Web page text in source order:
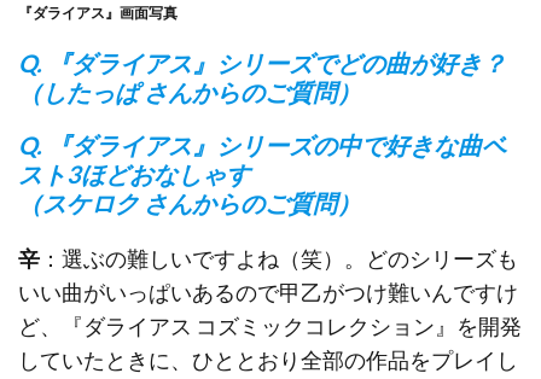
『ダライアス』画面写真
Q. 『ダライアス』シリーズでどの曲が好き？
（したっぱ さんからのご質問）
Q. 『ダライアス』シリーズの中で好きな曲ベ
スト3ほどおなしゃす
（スケロク さんからのご質問）
辛 ：選ぶの難しいですよね（笑）。どのシリーズも
いい曲がいっぱいあるので甲乙がつけ難いんですけ
ど、『ダライアス コズミックコレクション』を開発
していたときに、ひととおり全部の作品をプレイし